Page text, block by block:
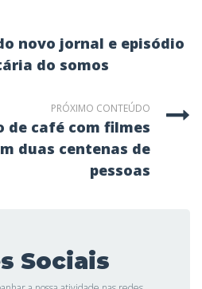
do somos
PRÓXIMO CONTEÚDO
duas centenas de
pessoas
Sociais